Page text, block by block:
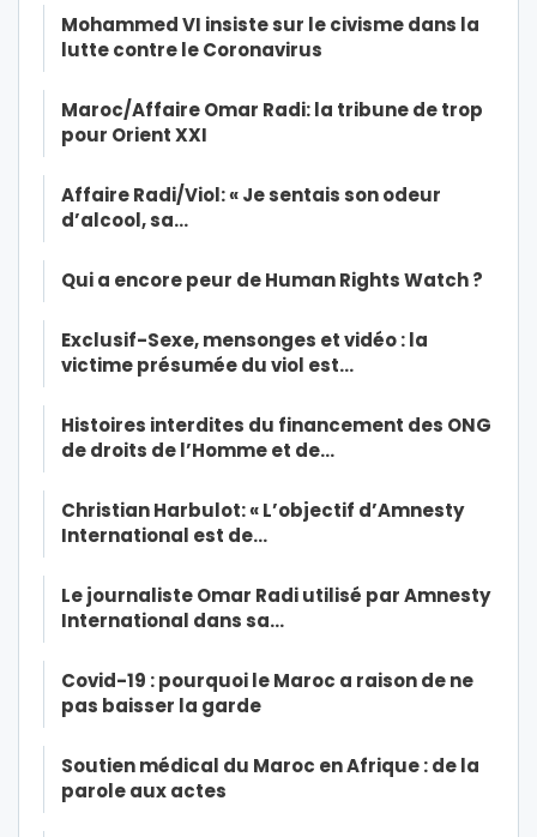
Mohammed VI insiste sur le civisme dans la
lutte contre le Coronavirus
Maroc/Affaire Omar Radi: la tribune de trop
pour Orient XXI
Affaire Radi/Viol: « Je sentais son odeur
d’alcool, sa…
Qui a encore peur de Human Rights Watch ?
Exclusif-Sexe, mensonges et vidéo : la
victime présumée du viol est…
Histoires interdites du financement des ONG
de droits de l’Homme et de…
Christian Harbulot: « L’objectif d’Amnesty
International est de…
Le journaliste Omar Radi utilisé par Amnesty
International dans sa…
Covid-19 : pourquoi le Maroc a raison de ne
pas baisser la garde
Soutien médical du Maroc en Afrique : de la
parole aux actes